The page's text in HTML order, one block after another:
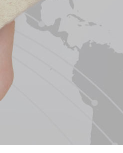
グ
PLANNING
企画・商品開発
LINE STAMP
LINEスタンプ